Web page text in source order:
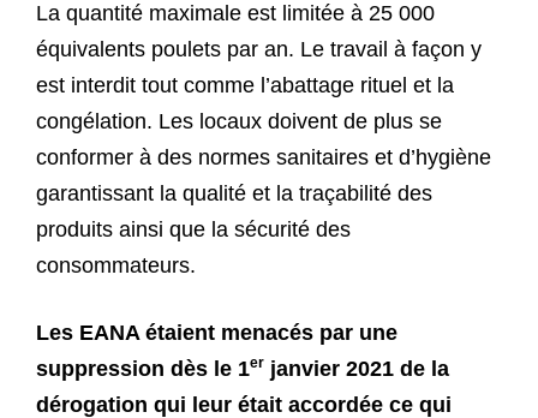
La quantité maximale est limitée à 25 000
équivalents poulets par an. Le travail à façon y
est interdit tout comme l’abattage rituel et la
congélation. Les locaux doivent de plus se
conformer à des normes sanitaires et d’hygiène
garantissant la qualité et la traçabilité des
produits ainsi que la sécurité des
consommateurs.
Les EANA étaient menacés par une
suppression dès le 1er janvier 2021 de la
dérogation qui leur était accordée ce qui